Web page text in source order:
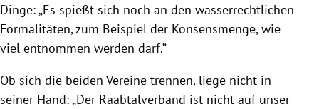
Dinge: „Es spießt sich noch an den wasserrechtlichen
Formalitäten, zum Beispiel der Konsensmenge, wie
viel entnommen werden darf.“
Ob sich die beiden Vereine trennen, liege nicht in
seiner Hand: „Der Raabtalverband ist nicht auf unser